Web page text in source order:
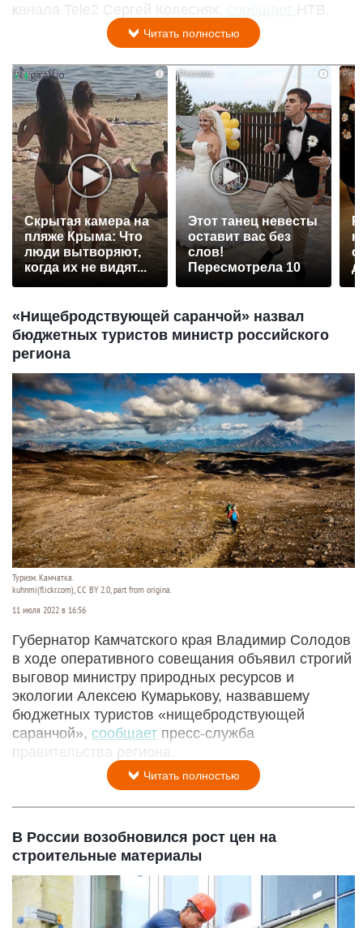
канала Tele2 Сергей Колесняк,
сообщает НТВ.
Читать полностью
i
Скрытая камера на
пляже Крыма: Что
люди вытворяют,
когда их не видят...
i
Этот танец невесты
оставит вас без
слов!
Пересмотрела 10
«Нищебродствующей саранчой» назвал
бюджетных туристов министр российского
региона
Туризм. Камчатка.
kuhnmi(flickr.com), CC BY 2.0, part from origina.
11 июля 2022 в 16:56
Губернатор Камчатского края Владимир Солодов
в ходе оперативного совещания объявил строгий
выговор министру природных ресурсов и
экологии Алексею Кумарькову, назвавшему
бюджетных туристов «нищебродствующей
саранчой», сообщает пресс-служба
правительства региона.
Читать полностью
В России возобновился рост цен на
строительные материалы